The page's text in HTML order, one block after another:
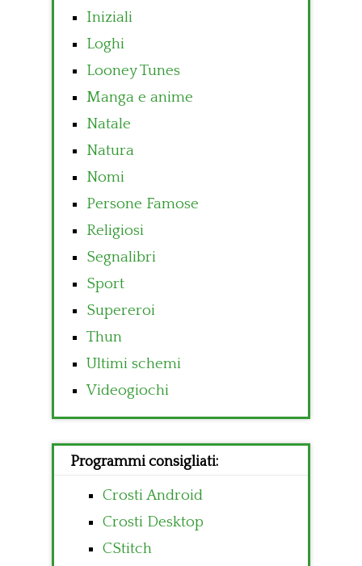
Iniziali
Loghi
Looney Tunes
Manga e anime
Natale
Natura
Nomi
Persone Famose
Religiosi
Segnalibri
Sport
Supereroi
Thun
Ultimi schemi
Videogiochi
Programmi consigliati:
Crosti Android
Crosti Desktop
CStitch